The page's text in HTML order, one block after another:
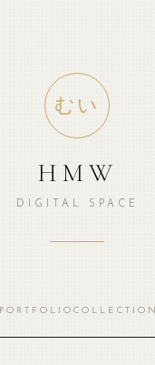
むい
HMW
DIGITAL SPACE
PORTFOLIO COLLECTION